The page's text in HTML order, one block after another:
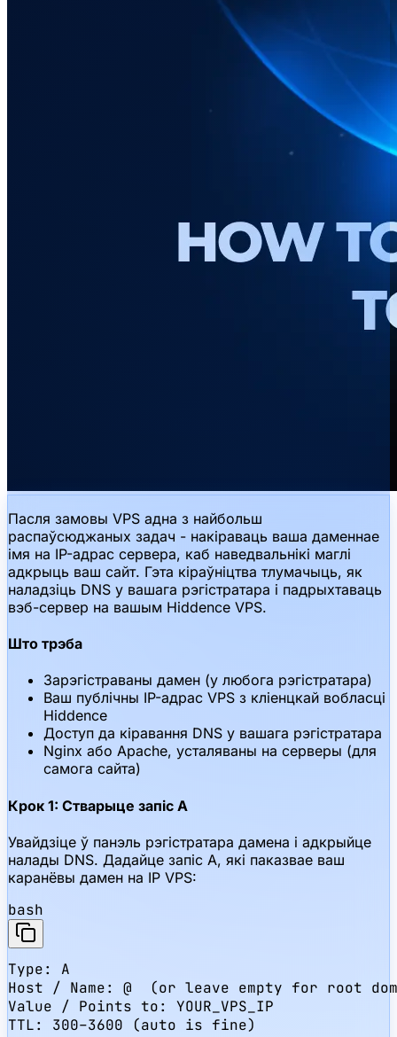
Пасля замовы VPS адна з найбольш
распаўсюджаных задач - накіраваць ваша даменнае
імя на IP-адрас сервера, каб наведвальнікі маглі
адкрыць ваш сайт. Гэта кіраўніцтва тлумачыць, як
наладзіць DNS у вашага рэгістратара і падрыхтаваць
вэб-сервер на вашым Hiddence VPS.
Што трэба
Зарэгістраваны дамен (у любога рэгістратара)
Ваш публічны IP-адрас VPS з кліенцкай вобласці
Hiddence
Доступ да кіравання DNS у вашага рэгістратара
Nginx або Apache, усталяваны на серверы (для
самога сайта)
Крок 1: Стварыце запіс A
Увайдзіце ў панэль рэгістратара дамена і адкрыйце
налады DNS. Дадайце запіс A, які паказвае ваш
каранёвы дамен на IP VPS:
bash
Type: A
Host / Name: @  (or leave empty for root
Value / Points to: YOUR_VPS_IP
TTL: 300–3600 (auto is fine)